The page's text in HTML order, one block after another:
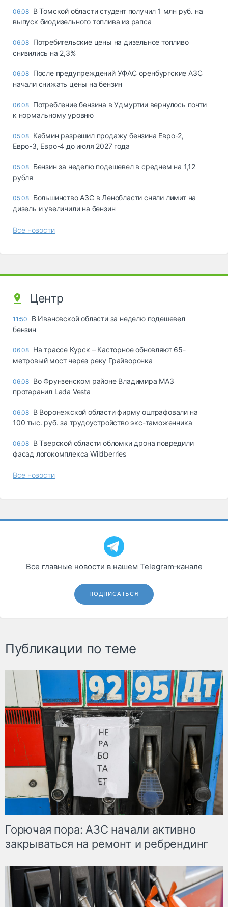
06.08 В Томской области студент получил 1 млн руб. на
выпуск биодизельного топлива из рапса
06.08 Потребительские цены на дизельное топливо
снизились на 2,3%
06.08 После предупреждений УФАС оренбургские АЗС
начали снижать цены на бензин
06.08 Потребление бензина в Удмуртии вернулось почти
к нормальному уровню
05.08 Кабмин разрешил продажу бензина Евро-2,
Евро-3, Евро-4 до июля 2027 года
05.08 Бензин за неделю подешевел в среднем на 1,12
рубля
05.08 Большинство АЗС в Ленобласти сняли лимит на
дизель и увеличили на бензин
Все новости
Центр
11:50
В Ивановской области за неделю подешевел
бензин
06.08 На трассе Курск – Касторное обновляют 65-
метровый мост через реку Грайворонка
06.08 Во Фрунзенском районе Владимира МАЗ
протаранил Lada Vesta
06.08 В Воронежской области фирму оштрафовали на
100 тыс. руб. за трудоустройство экс-таможенника
06.08 В Тверской области обломки дрона повредили
фасад логокомплекса Wildberries
Все новости
Все главные новости в нашем Telegram‑канале
ПОДПИСАТЬСЯ
Публикации по теме
Горючая пора: АЗС начали активно
закрываться на ремонт и ребрендинг